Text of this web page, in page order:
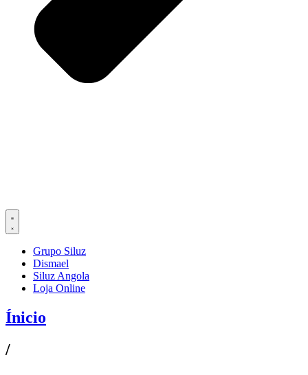
Grupo Siluz
Dismael
Siluz Angola
Loja Online
Ínicio
/